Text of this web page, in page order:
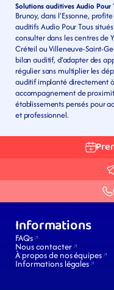
Solutions auditives Audio Pour
Brunoy, dans l’Essonne,
auditifs Audio Pour Tous
consulter dans les centres de
Créteil ou Villeneuve-Saint-
bilan auditif, d’adapter des
régulier sans multiplier les
auditif implanté directement
accompagnement de
établissements pensés pour
et professionnel.
Informations
FAQs
Nous contacter
À propos de nos équipes
Informations légales